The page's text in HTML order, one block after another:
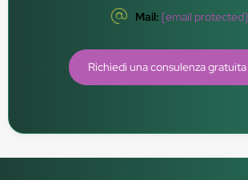
Mail: [email protected]
Richiedi una consulenza gratuita